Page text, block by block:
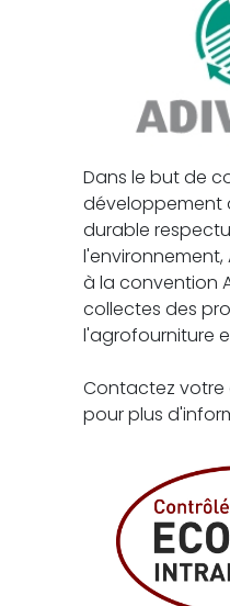
Dans le but de
développement
durable
l'environnement,
à la convention
collectes des
l'agrofourniture
Contactez votre
pour plus